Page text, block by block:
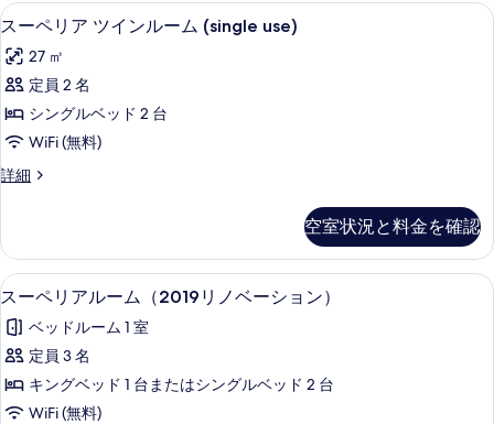
写
真
を
表
示
す
る
べ
て
の
写
真
を
す
る
ム
use)
の
細
ス
ー
ペ
リ
ア
イ
ル
ー
ム
(single
use)
の
す
羽毛の掛け布団、ミニバー、セーフ
3
スーペリア ツインルーム (single use)
27 ㎡
定員 2 名
シングルベッド 2 台
WiFi (無料)
詳細
ス
ア
ツ
イ
ル
ー
(single
use)
空室状況と料金を確認
ス
ー
ペ
リ
ア
羽毛の掛け布団、ミニバー、セーフ
4
スーペリアルーム（2019リノベーション）
ベッドルーム 1 室
定員 3 名
キングベッド 1 台またはシングルベッド 2 台
WiFi (無料)